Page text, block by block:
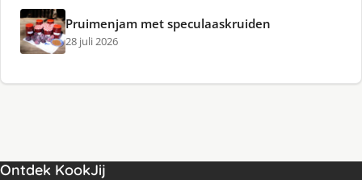
Pruimenjam met speculaaskruiden
28 juli 2026
Ontdek KookJij